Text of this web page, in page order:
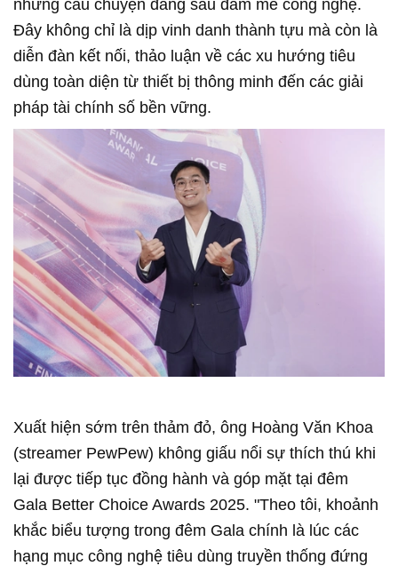
những câu chuyện đằng sau đam mê công nghệ.
Đây không chỉ là dịp vinh danh thành tựu mà còn là
diễn đàn kết nối, thảo luận về các xu hướng tiêu
dùng toàn diện từ thiết bị thông minh đến các giải
pháp tài chính số bền vững.
Xuất hiện sớm trên thảm đỏ, ông Hoàng Văn Khoa
(streamer PewPew) không giấu nổi sự thích thú khi
lại được tiếp tục đồng hành và góp mặt tại đêm
Gala Better Choice Awards 2025. "Theo tôi, khoảnh
khắc biểu tượng trong đêm Gala chính là lúc các
hạng mục công nghệ tiêu dùng truyền thống đứng